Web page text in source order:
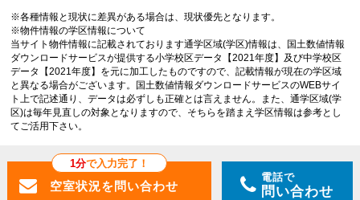
※各種情報と現状に差異がある場合は、現状優先となります。
※物件情報の学区情報について
当サイト物件情報に記載されております通学区域(学区)情報は、国土数値情報
ダウンロードサービスが提供する小学校区データ【2021年度】及び中学校区
データ【2021年度】を元に加工したものですので、記載情報が現在の学区域
と異なる場合がございます。国土数値情報ダウンロードサービスのWEBサイ
ト上で記述通り、データは必ずしも正確とは言えません。また、通学区域(学
区)は毎年見直しの対象となりますので、そちらを踏まえ学区情報は参考とし
てご活用下さい。
1分で入力完了！
電話で
問い合わせ